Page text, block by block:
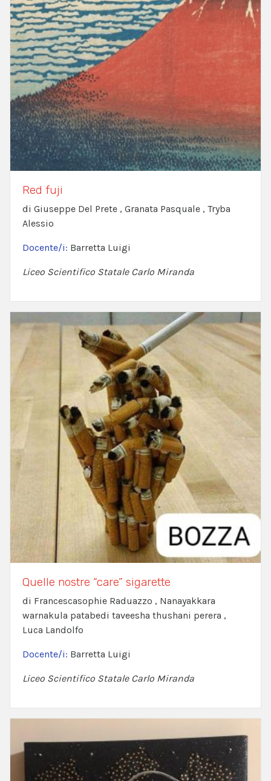
Red fuji
di Giuseppe Del Prete , Granata Pasquale , Tryba
Alessio
Docente/i: Barretta Luigi
Liceo Scientifico Statale Carlo Miranda
Quelle nostre “care” sigarette
di Francescasophie Raduazzo , Nanayakkara
warnakula patabedi taveesha thushani perera ,
Luca Landolfo
Docente/i: Barretta Luigi
Liceo Scientifico Statale Carlo Miranda